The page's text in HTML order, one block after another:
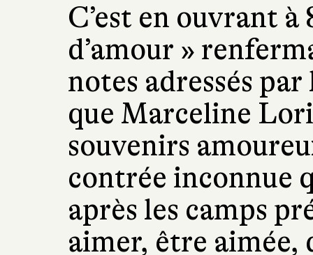
C’est en ouvrant à
d’amour »
notes adressés
que Marceline
souvenirs
contrée inconnue
après les camps
aimer, être aimée,